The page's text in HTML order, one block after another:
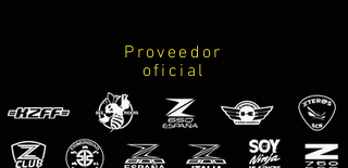
Proveedor
oficial